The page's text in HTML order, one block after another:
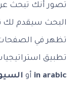
تصور أنك تبحث
البحث سيقدم لك
تظهر في
تطبيق
in arabic أو